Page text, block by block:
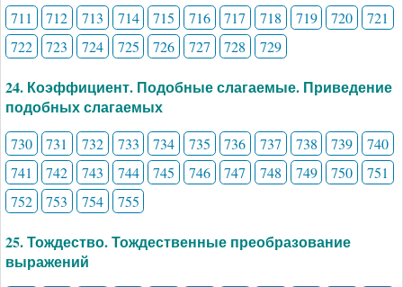
711 712 713 714 715 716 717 718 719 720
721
722
723 724 725 726 727 728 729
24. Коэффициент. Подобные слагаемые. Приведение
подобных слагаемых
730 731 732 733 734 735 736 737 738 739
740
741
742 743 744 745 746 747 748 749 750
751
752
753 754 755
25. Тождество. Тождественные преобразование
выражений